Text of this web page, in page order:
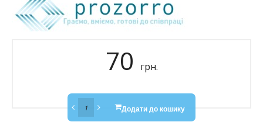
70 грн.
Додати до кошику